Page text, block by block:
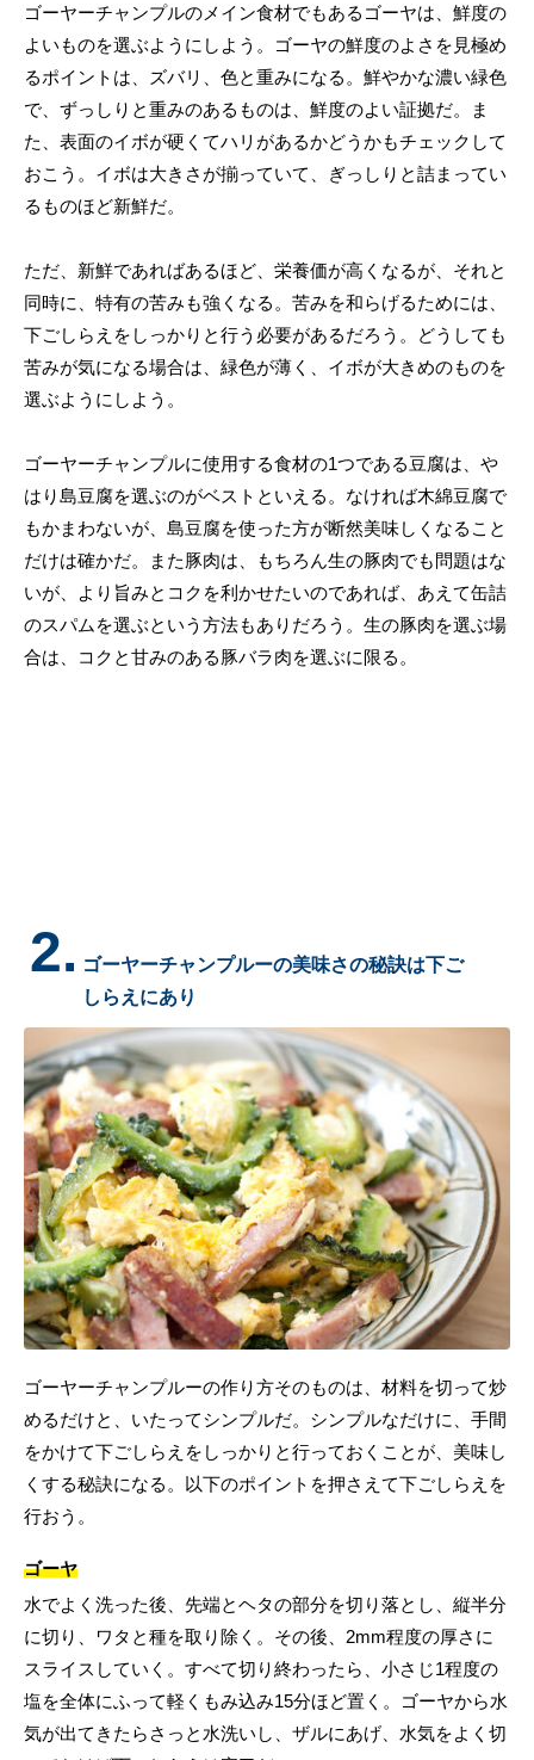
ゴーヤーチャンプルのメイン食材でもあるゴーヤは、鮮度の
よいものを選ぶようにしよう。ゴーヤの鮮度のよさを見極め
るポイントは、ズバリ、色と重みになる。鮮やかな濃い緑色
で、ずっしりと重みのあるものは、鮮度のよい証拠だ。ま
た、表面のイボが硬くてハリがあるかどうかもチェックして
おこう。イボは大きさが揃っていて、ぎっしりと詰まってい
るものほど新鮮だ。
ただ、新鮮であればあるほど、栄養価が高くなるが、それと
同時に、特有の苦みも強くなる。苦みを和らげるためには、
下ごしらえをしっかりと行う必要があるだろう。どうしても
苦みが気になる場合は、緑色が薄く、イボが大きめのものを
選ぶようにしよう。
ゴーヤーチャンプルに使用する食材の1つである豆腐は、や
はり島豆腐を選ぶのがベストといえる。なければ木綿豆腐で
もかまわないが、島豆腐を使った方が断然美味しくなること
だけは確かだ。また豚肉は、もちろん生の豚肉でも問題はな
いが、より旨みとコクを利かせたいのであれば、あえて缶詰
のスパムを選ぶという方法もありだろう。生の豚肉を選ぶ場
合は、コクと甘みのある豚バラ肉を選ぶに限る。
2. ゴーヤーチャンプルーの美味さの秘訣は下ご
しらえにあり
ゴーヤーチャンプルーの作り方そのものは、材料を切って炒
めるだけと、いたってシンプルだ。シンプルなだけに、手間
をかけて下ごしらえをしっかりと行っておくことが、美味し
くする秘訣になる。以下のポイントを押さえて下ごしらえを
行おう。
ゴーヤ
水でよく洗った後、先端とヘタの部分を切り落とし、縦半分
に切り、ワタと種を取り除く。その後、2mm程度の厚さに
スライスしていく。すべて切り終わったら、小さじ1程度の
塩を全体にふって軽くもみ込み15分ほど置く。ゴーヤから水
気が出てきたらさっと水洗いし、ザルにあげ、水気をよく切